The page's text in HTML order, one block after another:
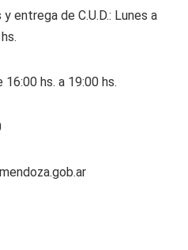
entrega de C.U.D.: Lunes a
hs. a 19:00 hs.